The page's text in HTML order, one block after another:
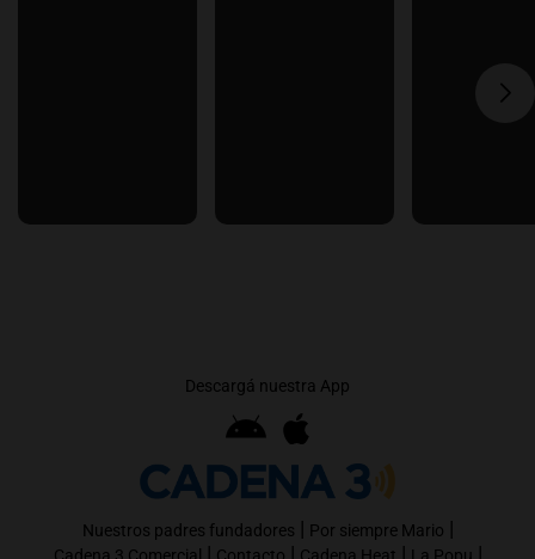
Descargá nuestra App
Nuestros padres fundadores | Por siempre Mario |
| | | |